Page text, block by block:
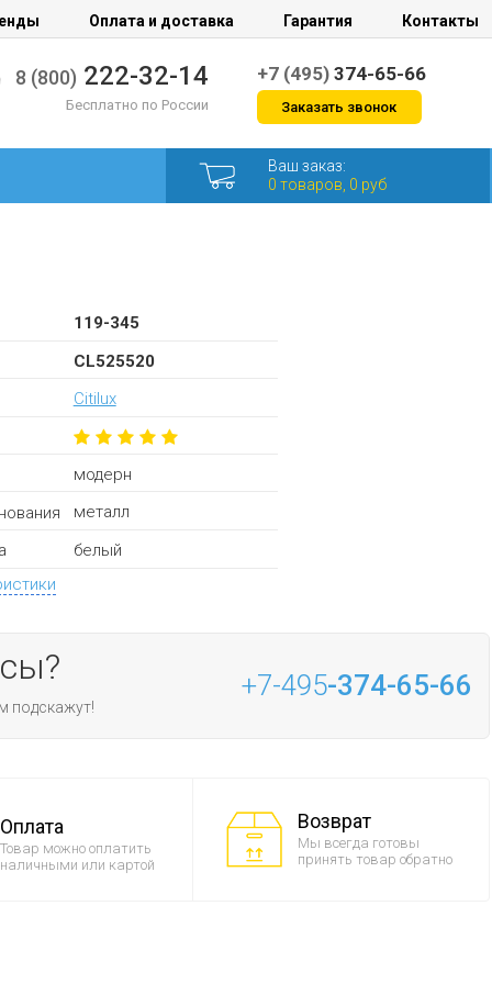
Оплата и доставка Гарантия Контакты
8 (800) 222-32-14
Бесплатно по России
+7 (495)374-65-66
Заказать звонок
Ваш заказ:
0 товаров, 0 руб
119-345
CL525520
Citilux
модерн
металл
белый
подскажут!
+7-495-374-65-66
Оплата
Товар можно оплатить
наличными или картой
Возврат
Мы всегда готовы
принять товар обратно